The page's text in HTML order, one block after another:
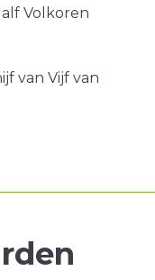
Volkoren
van Vijf van